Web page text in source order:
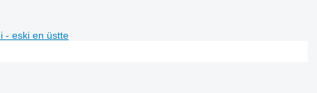
- eski en üstte